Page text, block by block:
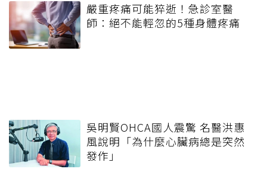
嚴重疼痛可能猝逝！急診室醫
師：絕不能輕忽的5種身體疼痛
吳明賢OHCA國人震驚 名醫洪惠
風說明「為什麼心臟病總是突然
發作」